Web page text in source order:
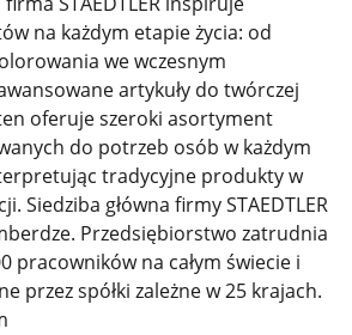
na każdym etapie życia: od
we wczesnym
artykuły dotwórczej
oferuje szeroki asortyment
do potrzeb osób w każdym
tradycyjne produkty w
Siedziba główna firmy STAEDTLER
Przedsiębiorstwo zatrudnia
pracowników na całym świecie i
przez spółki zależne w 25 krajach.